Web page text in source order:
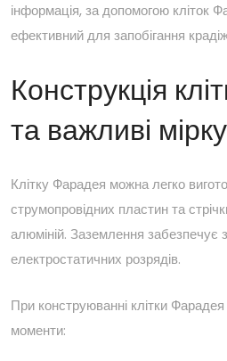
інформація, за допомогою кліток
ефективний для запобігання
Конструкція
та важливі
Клітку Фарадея можна легко
струмопровідних пластин та
алюміній. Заземлення забезпечує
електростатичних розрядів.
При конструюванні клітки Фарадея
моменти: